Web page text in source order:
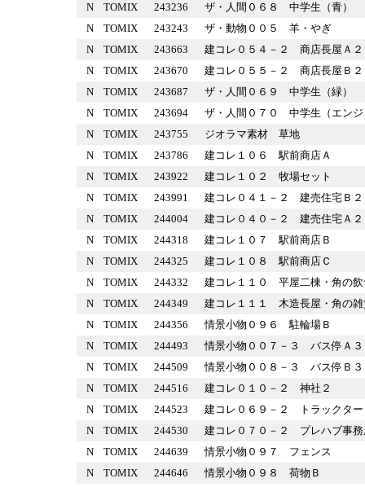
N TOMIX 243236
ザ・人間０６８ 中学生（青
N
TOMIX 243243
ザ・動物００５ 羊・やぎ
N
TOMIX 243663
建コレ０５４－２ 商店長屋
N
TOMIX 243670
建コレ０５５－２ 商店長屋
N
TOMIX 243687
ザ・人間０６９ 中学生（緑
N
TOMIX 243694
ザ・人間０７０ 中学生（エ
N
TOMIX 243755
ジオラマ素材 草地
N
TOMIX 243786
建コレ１０６ 駅前商店Ａ
N
TOMIX 243922
建コレ１０２ 牧場セット
N
TOMIX 243991
建コレ０４１－２ 建売住宅
N
TOMIX 244004
建コレ０４０－２ 建売住宅
N
TOMIX 244318
建コレ１０７ 駅前商店Ｂ
N
TOMIX 244325
建コレ１０８ 駅前商店Ｃ
N
TOMIX 244332
建コレ１１０ 平屋二棟・角
N
TOMIX 244349
建コレ１１１ 木造長屋・角
N
TOMIX 244356
情景小物０９６ 駐輪場Ｂ
N
TOMIX 244493
情景小物００７－３ バス停
N
TOMIX 244509
情景小物００８－３ バス停
N
TOMIX 244516
建コレ０１０－２ 神社２
N
TOMIX 244523
建コレ０６９－２ トラック
N
TOMIX 244530
建コレ０７０－２ プレハブ
N
TOMIX 244639
情景小物０９７ フェンス
N
TOMIX 244646
情景小物０９８ 荷物Ｂ